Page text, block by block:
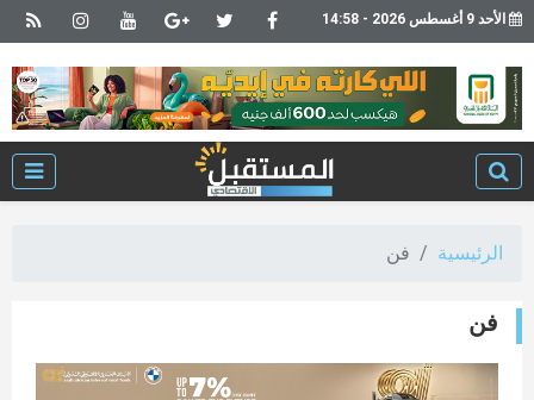
الأحد 9 أغسطس 2026 - 14:58
الرئيسية فن
فن